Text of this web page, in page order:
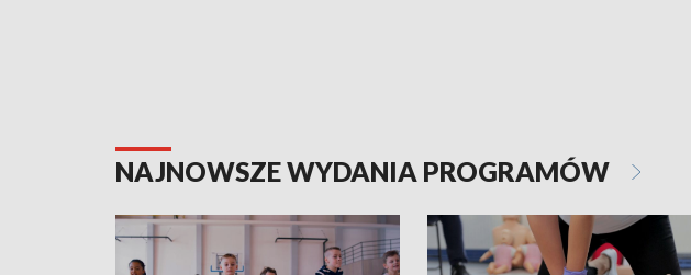
NAJNOWSZE WYDANIA PROGRAMÓW